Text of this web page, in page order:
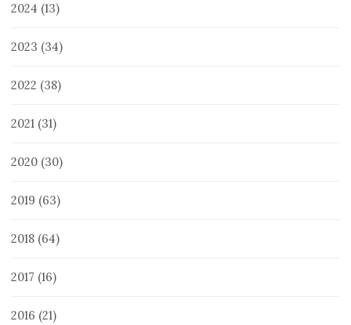
2024 (13)
2023 (34)
2022 (38)
2021 (31)
2020 (30)
2019 (63)
2018 (64)
2017 (16)
2016 (21)